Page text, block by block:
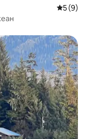
Середня
5 (9)